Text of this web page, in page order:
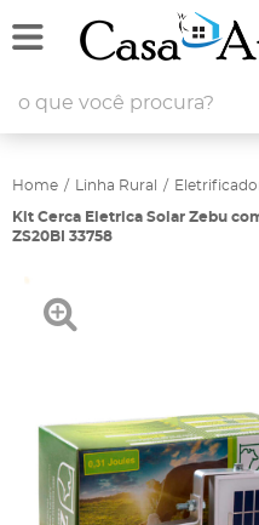
Home Linha Rural
Kit Cerca Eletrica Solar Zebu
ZS20BI 33758